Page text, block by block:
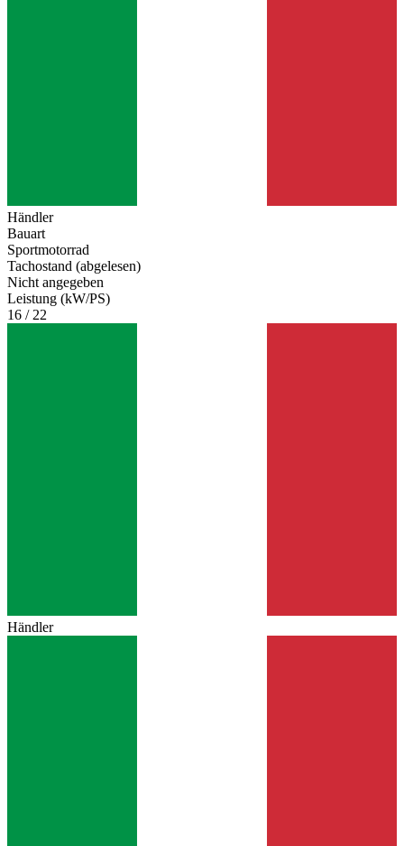
Händler
Bauart
Sportmotorrad
Tachostand (abgelesen)
Nicht angegeben
Leistung (kW/PS)
16 / 22
Händler